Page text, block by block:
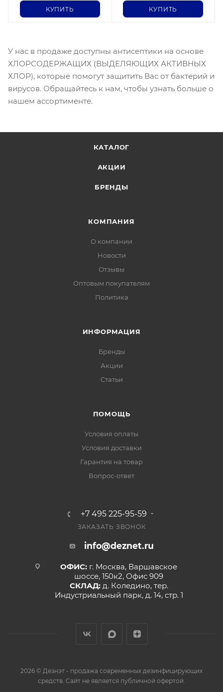
КУПИТЬ КУПИТЬ
У нас в продаже доступны антисептики на основе
ХЛОРСОДЕРЖАЩИХ (ВЫДЕЛЯЮЩИХ АКТИВНЫХ
ХЛОР), которые помогут защитить Вас от бактерий и
вирусов. Обращайтесь к нам, чтобы узнать больше о
нашем ассортименте.
КАТАЛОГ
АКЦИИ
БРЕНДЫ
КОМПАНИЯ
О компании
Новости
Отзывы
Оптовым покупателям
Политика
ИНФОРМАЦИЯ
Бренды
Акции
Статьи
ПОМОЩЬ
Условия оплаты
Условия доставки
Гарантия на товар
Вопрос-ответ
+7 495 225-95-59
ЗАКАЗАТЬ ЗВОНОК
info@deznet.ru
ОФИС: г. Москва, Варшавское
шоссе, 150к2, Офис 909
СКЛАД: д. Коледино, тер.
Индустриальный парк, д. 14, стр. 1
2026 © Дезнэт - продажа современных дезинфицирующих
средств. Сайт не является публичной офертой.